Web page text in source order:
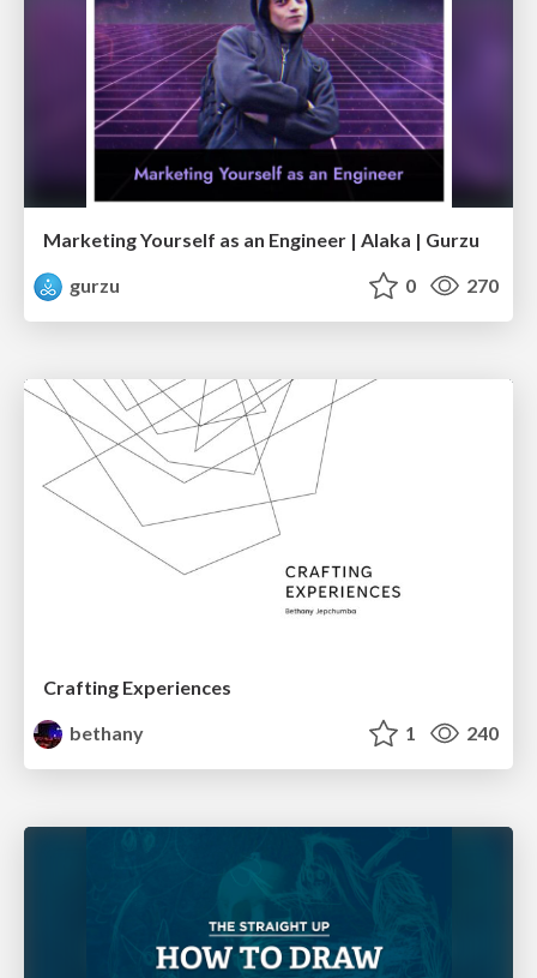
Marketing Yourself as an Engineer | Alaka | Gurzu
gurzu
0 270
Crafting Experiences
bethany
1 240